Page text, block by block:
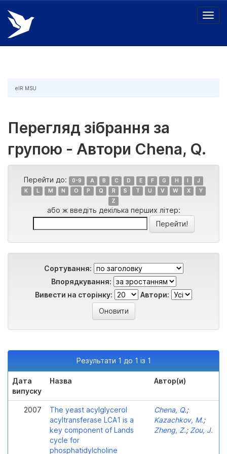
Skip
navigation
eIR MSU
Перегляд зібрання за
групою - Автори Chena, Q.
Перейти до: 0-9 A B C D E F G H I
J
K
L M N O P Q R S T U V W X
Y
Z
або ж введіть декілька перших літер:
Сортування:
Впорядкування:
Вивести на сторінку:
Автори:
Результати 1 до 1 із 1
Дата
випуску
Назва Автор(и)
2007
The yeast acylglycerol
acyltransferase LCA1 is a
key component of Lands
cycle for
phosphatidylcholine
Chena, Q.;
Kazachkov, M.;
Zheng, Z.; Zou, J.